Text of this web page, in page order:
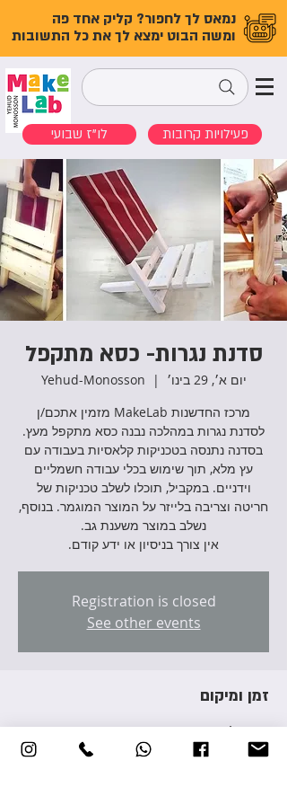
נמאס לך לחפור? קליק אחד פה
ומשה הבוט ימצא לך את כל התשובות
לו"ז שבועי פעילויות קרובות
סדנת נגרות- כסא מתקפל
יום א׳, 29 בינו׳
  |
Yehud-Monosson
מרכז החדשנות MakeLab מזמין אתכם/ן
בסדנה נתנסה בטכניקות קלאסיות בעבודה עם
עץ מלא, תוך שימוש בכלי עבודה חשמליים
וידניים. במקביל, תוכלו לשלב טכניקות של
חריטה וצריבה בלייזר על המוצר המוגמר. בנוסף,
אין צורך בניסיון או ידע קודם.
Registration is closed
See other events
זמן ומיקום
29 בינו׳ 2023, 17:00 – 20:00
Yehud-Monosson, Avraham Giron St 3,